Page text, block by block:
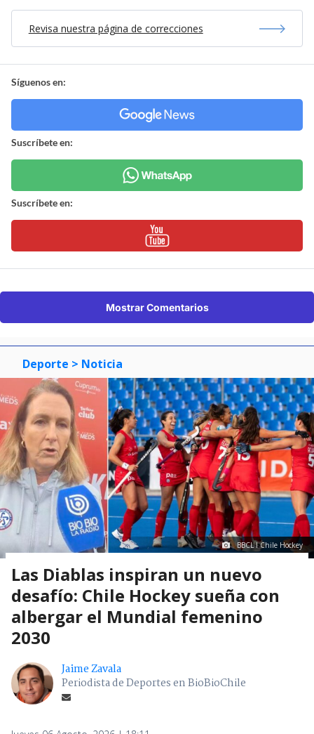
Revisa nuestra página de correcciones
Síguenos en:
Suscríbete en:
Suscríbete en:
Mostrar Comentarios
Deporte > Noticia
BBCL I Chile Hockey
Las Diablas inspiran un nuevo
desafío: Chile Hockey sueña con
albergar el Mundial femenino
2030
Jaime Zavala
Periodista de Deportes en BioBioChile